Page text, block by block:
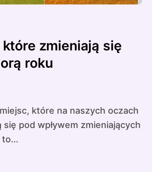
zmieniają się
roku
się pod wpływem zmieniających